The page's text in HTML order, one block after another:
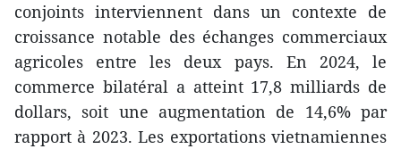
conjoints interviennent dans un contexte de
croissance notable des échanges commerciaux
agricoles entre les deux pays. En 2024, le
commerce bilatéral a atteint 17,8 milliards de
dollars, soit une augmentation de 14,6% par
rapport à 2023. Les exportations vietnamiennes